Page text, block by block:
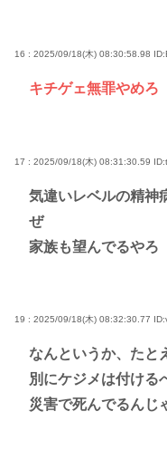
16 : 2025/09/18(木) 08:30:58.98
キチゲェ無罪やめろ
17 : 2025/09/18(木) 08:31:30.59
気違いレベルの精神
ぜ
家族も望んでるやろ
19 : 2025/09/18(木) 08:32:30.77
なんというか、たと
別にケジメは付ける
災害で死んでるんじ